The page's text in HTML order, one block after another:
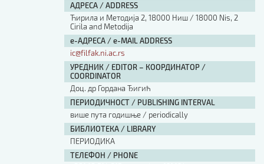
АДРЕСА / ADDRESS
Ћирила и Методија 2, 18000 Ниш / 18000 Nis, 2
Cirila and Metodija
е-АДРЕСА / e-MAIL ADDRESS
ic@filfak.ni.ac.rs
УРЕДНИК / EDITOR – КООРДИНАТОР /
COORDINATOR
Доц. др Гордана Ђигић
ПЕРИОДИЧНОСТ / PUBLISHING INTERVAL
више пута годишње / periodically
БИБЛИОТЕКА / LIBRARY
ПЕРИОДИКА
ТЕЛЕФОН / PHONE